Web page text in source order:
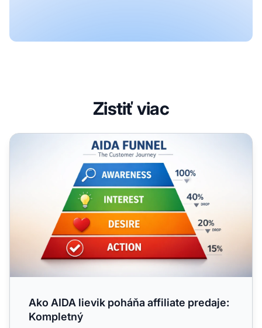
Zistiť viac
Ako AIDA lievik poháňa affiliate predaje: Kompletný
Ako AIDA lievik poháňa affiliate predaje:
Kompletný